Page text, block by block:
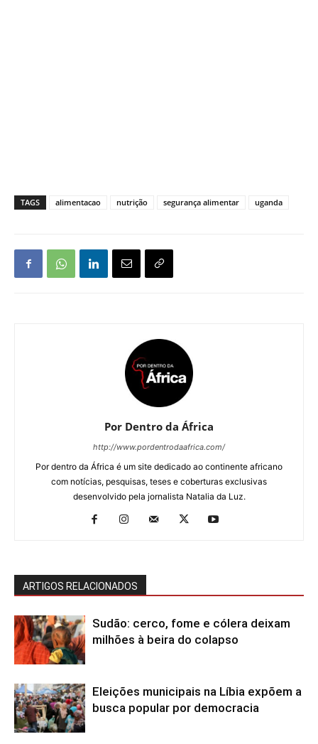
TAGS alimentacao nutrição segurança alimentar uganda
Por Dentro da África
http://www.pordentrodaafrica.com/
Por dentro da África é um site dedicado ao continente africano
com notícias, pesquisas, teses e coberturas exclusivas
desenvolvido pela jornalista Natalia da Luz.
ARTIGOS RELACIONADOS
Sudão: cerco, fome e cólera deixam
milhões à beira do colapso
Eleições municipais na Líbia expõem a
busca popular por democracia